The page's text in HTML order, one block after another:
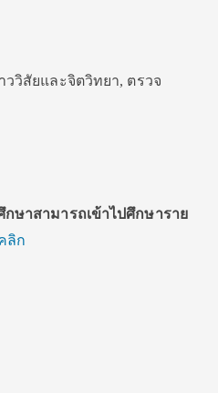
วิสัยและจิตวิทยา, ตรวจ
ษาสามารถเข้าไปศึกษาราย
ลิก